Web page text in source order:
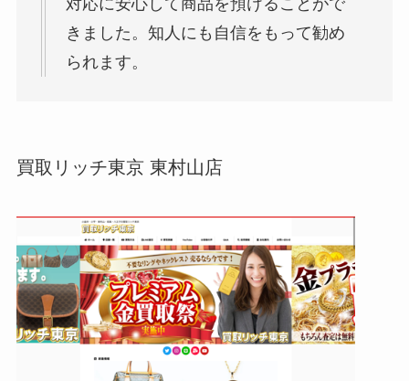
対応に安心して商品を預けることがで
きました。知人にも自信をもって勧め
られます。
買取リッチ東京 東村山店